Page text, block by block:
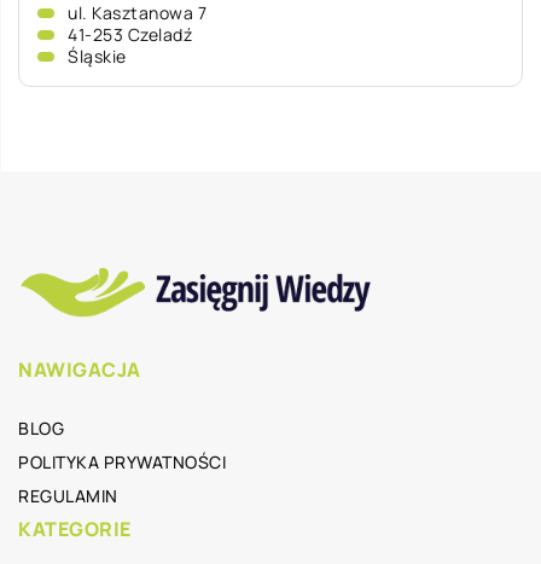
ul. Kasztanowa 7
41-253 Czeladź
Śląskie
NAWIGACJA
BLOG
POLITYKA PRYWATNOŚCI
REGULAMIN
KATEGORIE